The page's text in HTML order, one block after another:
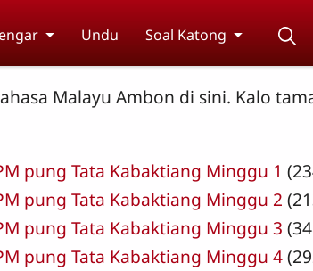
Undu Soal Katong
Malayu Ambon di sini. Kalo
pung Tata Kabaktiang Minggu 1
pung Tata Kabaktiang Minggu 2
pung Tata Kabaktiang Minggu 3
pung Tata Kabaktiang Minggu 4